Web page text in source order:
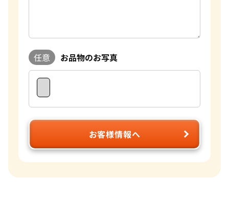
任意 お品物のお写真
お客様情報へ